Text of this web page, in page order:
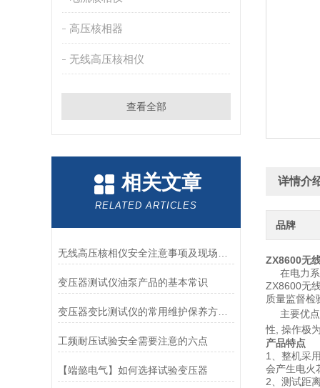
高压核相器
无线高压核相仪
查看全部
相关文章
RELATED ARTICLES
变压器测试仪油泵产品的基本常识
变压器变比测试仪的常用维护保养方法分享
工频耐压试验安全需要注意的六点
【端懿电气】如何选择试验变压器
详情介
品牌
ZX8600无
在电力系
ZX8600无
质量监督检
主要优点
性, 操作极
产品特点
1、整机采
会产生电火
2、测试距